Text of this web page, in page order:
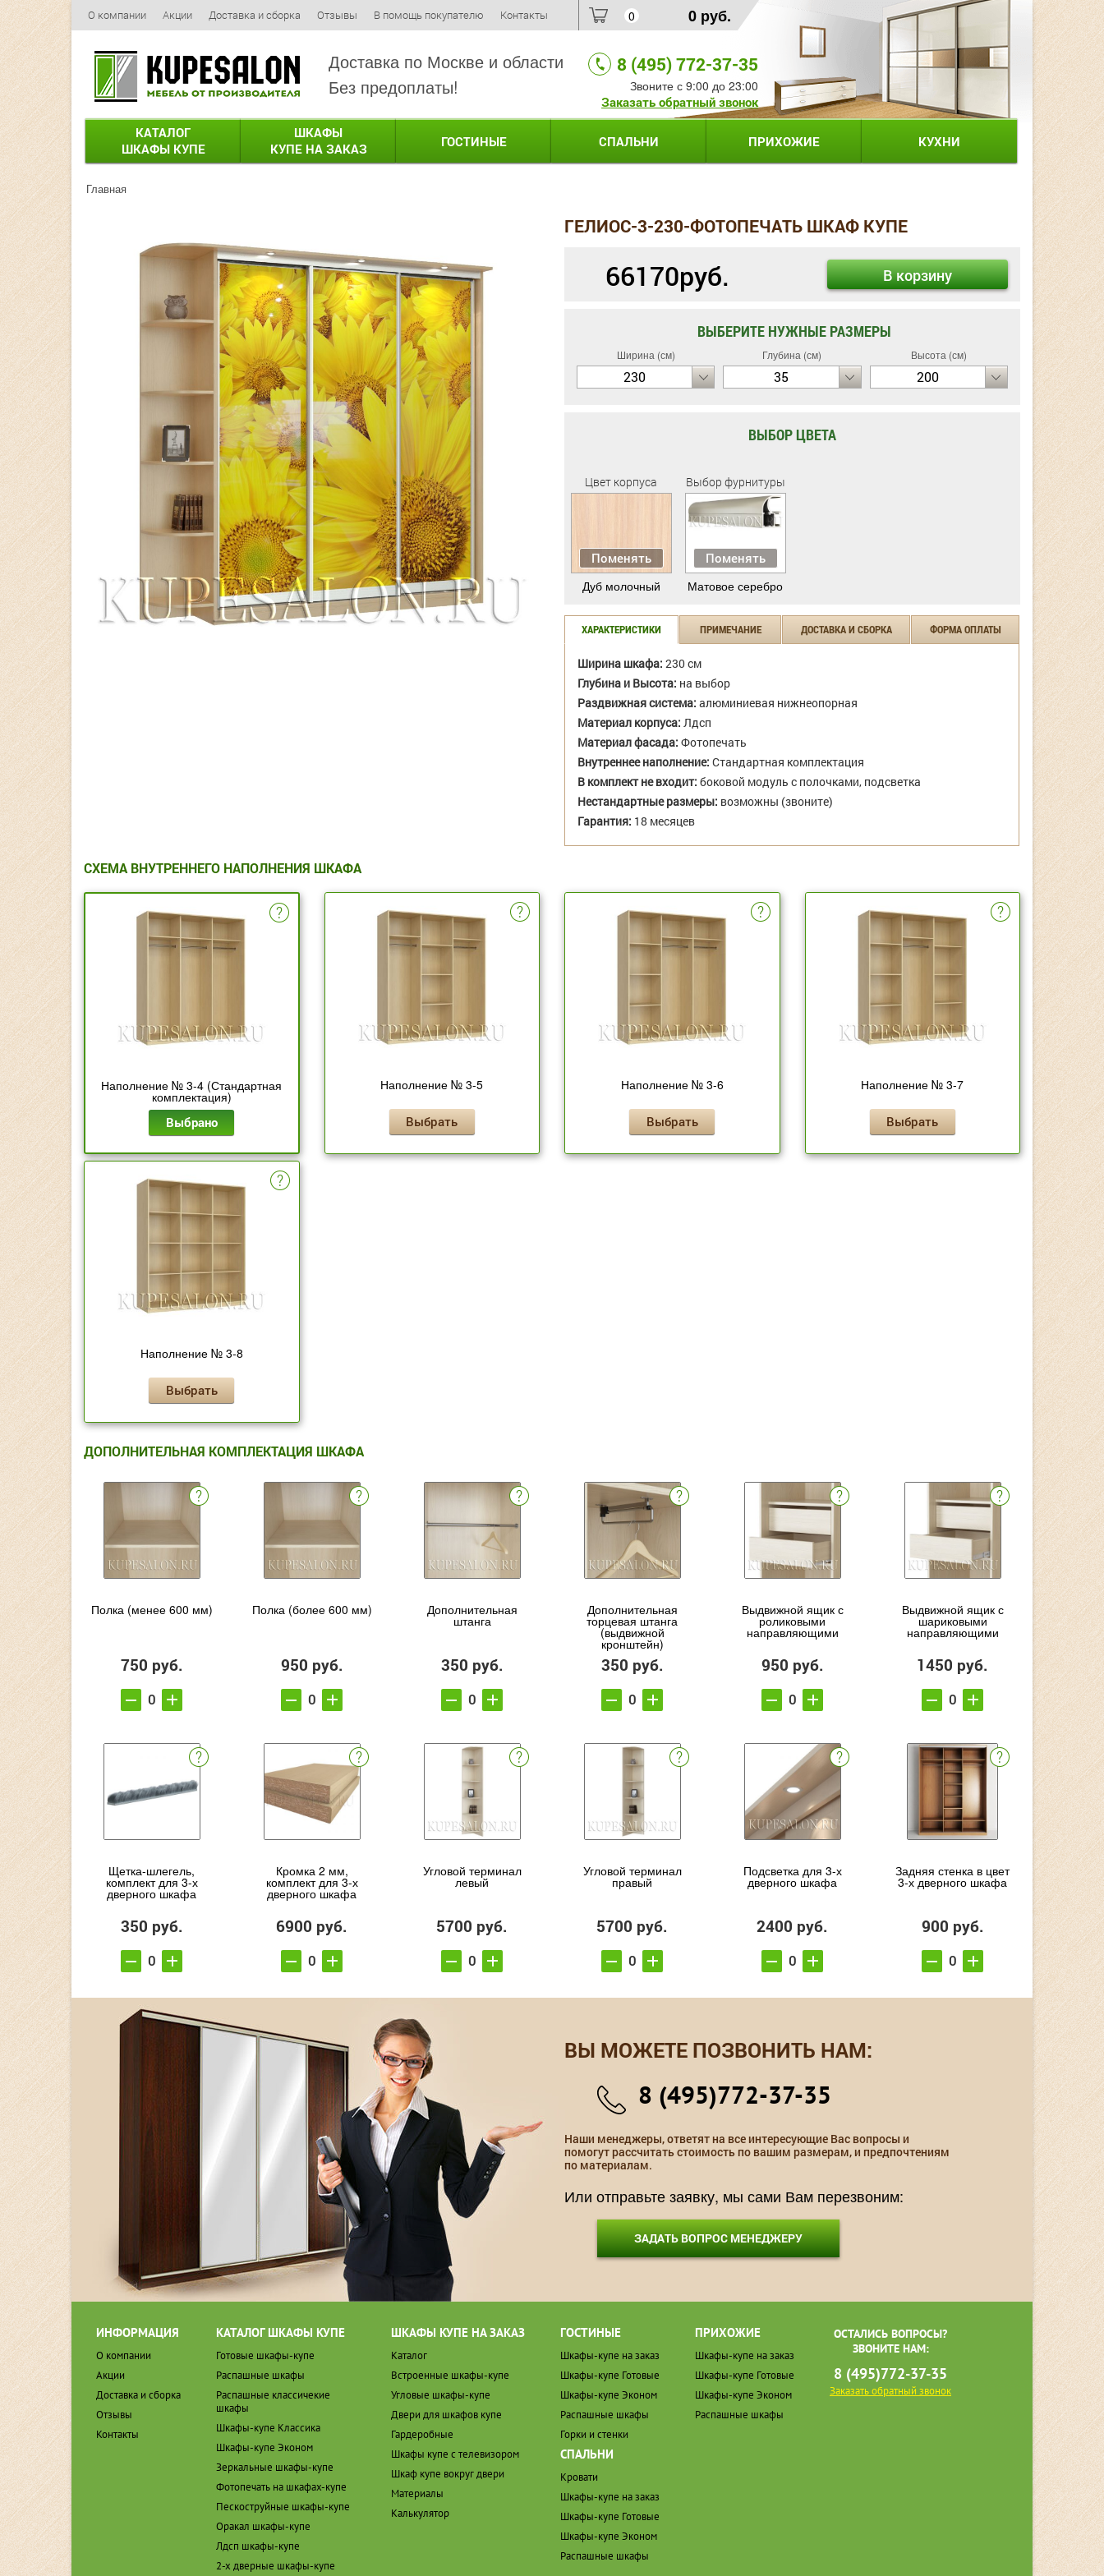
О компании Акции Доставка и сборка Отзывы В помощь покупателю Контакты 0 0 руб.
Доставка по Москве и области
Без предоплаты!
8 (495) 772-37-35
Звоните с 9:00 до 23:00
Заказать обратный звонок
КАТАЛОГ
ШКАФЫ КУПЕ
ШКАФЫ
КУПЕ НА ЗАКАЗ
ГОСТИНЫЕ СПАЛЬНИ ПРИХОЖИЕ КУХНИ
Главная
ГЕЛИОС-3-230-ФОТОПЕЧАТЬ ШКАФ КУПЕ
66170руб. В корзину
ВЫБЕРИТЕ НУЖНЫЕ РАЗМЕРЫ
Ширина (см)
230
Глубина (см)
35
Высота (см)
200
ВЫБОР ЦВЕТА
Цвет корпуса
Поменять
Дуб молочный
Выбор фурнитуры
Поменять
Матовое серебро
ХАРАКТЕРИСТИКИ ПРИМЕЧАНИЕ ДОСТАВКА И СБОРКА ФОРМА ОПЛАТЫ
Ширина шкафа: 230 см
Глубина и Высота: на выбор
Раздвижная система: алюминиевая нижнеопорная
Материал корпуса: Лдсп
Материал фасада: Фотопечать
Внутреннее наполнение: Стандартная комплектация
В комплект не входит: боковой модуль с полочками, подсветка
Нестандартные размеры: возможны (звоните)
Гарантия: 18 месяцев
СХЕМА ВНУТРЕННЕГО НАПОЛНЕНИЯ ШКАФА
Наполнение № 3-4 (Стандартная
комплектация)
Выбрано
Наполнение № 3-5
Выбрать
Наполнение № 3-6
Выбрать
Наполнение № 3-7
Выбрать
Наполнение № 3-8
Выбрать
ДОПОЛНИТЕЛЬНАЯ КОМПЛЕКТАЦИЯ ШКАФА
Полка (менее 600 мм)
750 руб.
Полка (более 600 мм)
950 руб.
Дополнительная
штанга
350 руб.
Дополнительная
торцевая штанга
(выдвижной
кронштейн)
350 руб.
Выдвижной ящик с
роликовыми
направляющими
950 руб.
Выдвижной ящик с
шариковыми
направляющими
1450 руб.
Щетка-шлегель,
комплект для 3-х
дверного шкафа
350 руб.
Кромка 2 мм,
комплект для 3-х
дверного шкафа
6900 руб.
Угловой терминал
левый
5700 руб.
Угловой терминал
правый
5700 руб.
Подсветка для 3-х
дверного шкафа
2400 руб.
Задняя стенка в цвет
3-х дверного шкафа
900 руб.
ВЫ МОЖЕТЕ ПОЗВОНИТЬ НАМ:
8 (495)772-37-35
Наши менеджеры, ответят на все интересующие Вас вопросы и
помогут рассчитать стоимость по вашим размерам, и предпочтениям
по материалам.
Или отправьте заявку, мы сами Вам перезвоним:
ЗАДАТЬ ВОПРОС МЕНЕДЖЕРУ
ИНФОРМАЦИЯ
О компании
Акции
Доставка и сборка
Отзывы
Контакты
КАТАЛОГ ШКАФЫ КУПЕ
Готовые шкафы-купе
Распашные шкафы
Распашные классичекие
шкафы
Шкафы-купе Классика
Шкафы-купе Эконом
Зеркальные шкафы-купе
Фотопечать на шкафах-купе
Пескоструйные шкафы-купе
Оракал шкафы-купе
Лдсп шкафы-купе
2-х дверные шкафы-купе
ШКАФЫ КУПЕ НА ЗАКАЗ
Каталог
Встроенные шкафы-купе
Угловые шкафы-купе
Двери для шкафов купе
Гардеробные
Шкафы купе с телевизором
Шкаф купе вокруг двери
Материалы
Калькулятор
ГОСТИНЫЕ
Шкафы-купе на заказ
Шкафы-купе Готовые
Шкафы-купе Эконом
Распашные шкафы
Горки и стенки
СПАЛЬНИ
Кровати
Шкафы-купе на заказ
Шкафы-купе Готовые
Шкафы-купе Эконом
Распашные шкафы
ПРИХОЖИЕ
Шкафы-купе на заказ
Шкафы-купе Готовые
Шкафы-купе Эконом
Распашные шкафы
ОСТАЛИСЬ ВОПРОСЫ?
ЗВОНИТЕ НАМ:
8 (495)772-37-35
Заказать обратный звонок